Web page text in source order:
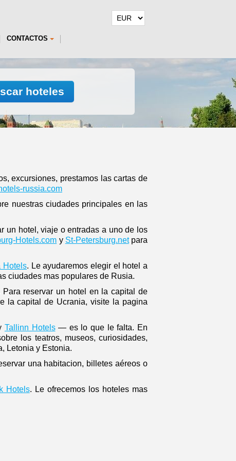
CONTACTOS
hoteles
excursiones, prestamos las cartas de
russia.com
nuestras ciudades principales en las
un hotel, viaje o entradas a uno de los
Hotels.com y St-Petersburg.netpara
Hotels. Le ayudaremos elegir el hotel a
ciudades mas populares de Rusia.
reservar un hotel en la capital de
la capital de Ucrania, visite la pagina
Tallinn Hotels— es lo que le falta. En
los teatros, museos, curiosidades,
Letonia y Estonia.
una habitacion, billetes aéreos o
Hotels. Le ofrecemos los hoteles mas